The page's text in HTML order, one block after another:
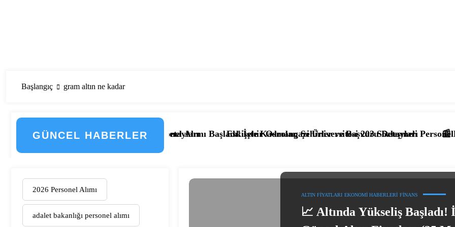
Başlangıç gram altın ne kadar
GÜNCEL HABERLER
İşte Düzenlemenin Detayları
Kamu Hastanesi Personel Alımı Başladı! İşte Kadrolar, Şehirler ve Başvuru Detayları
Eskişehir Osmangazi Üniversitesi 203 Sözleşmeli Personel Alımı Başladı!
📰 KPSS’li ve
2026 Personel Alımı
adalet bakanlığı personel alımı
ALTIN FIYATLARI EKONOMI HABERLERI FINANS
📈 Altında Yükseliş Başladı!